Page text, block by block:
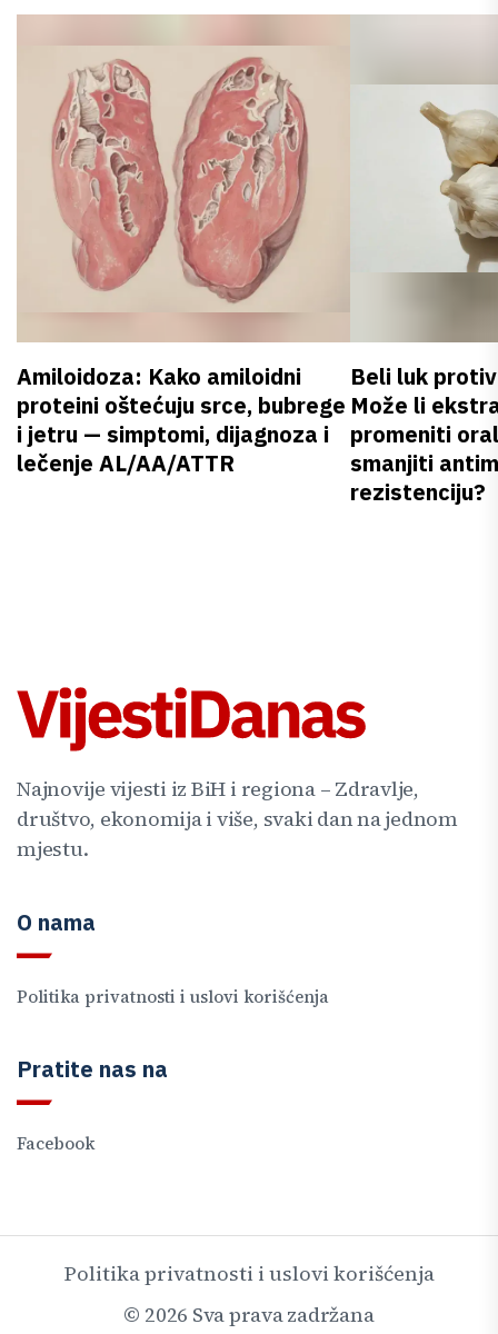
Amiloidoza: Kako amiloidni
proteini oštećuju srce, bubrege
i jetru — simptomi, dijagnoza i
lečenje AL/AA/ATTR
Beli luk
Može li
promeniti
smanjiti
rezistenciju?
Najnovije vijesti iz BiH i regiona – Zdravlje,
društvo, ekonomija i više, svaki dan na jednom
mjestu.
O nama
Politika privatnosti i uslovi korišćenja
Pratite nas na
Facebook
Politika privatnosti i uslovi korišćenja
© 2026 Sva prava zadržana